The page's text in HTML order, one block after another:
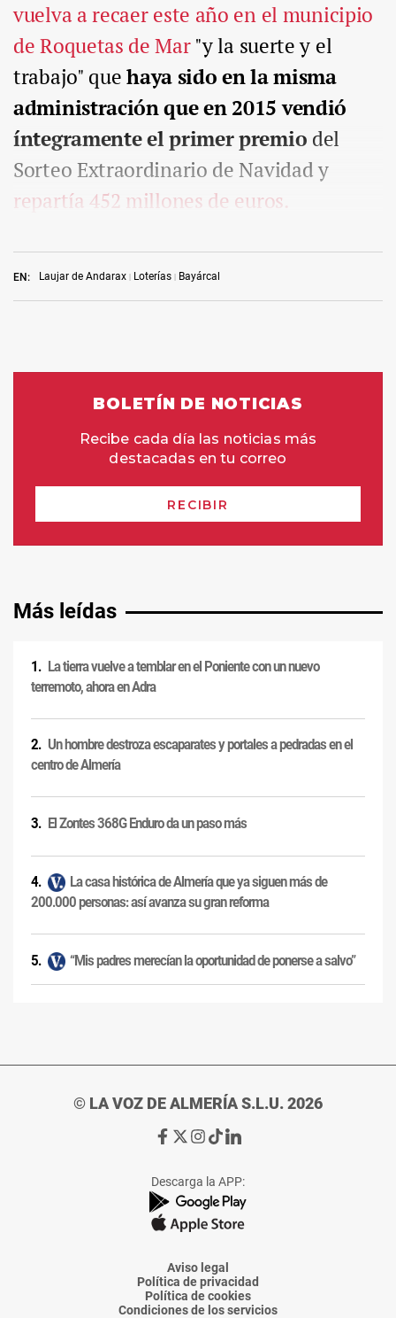
EN: Laujar de Andarax Loterías Bayárcal
vuelva a recaer este año en el municipio
de Roquetas de Mar"y la suerte y el
trabajo" quehaya sido en la misma
administración que en 2015 vendió
íntegramente el primer premio del
Sorteo Extraordinario de Navidad y
repartía 452 millones de euros.
Más leídas
La tierra vuelve a temblar en el Poniente con un nuevo
terremoto, ahora en Adra
Un hombre destroza escaparates y portales a pedradas en el
centro de Almería
El Zontes 368G Enduro da un paso más
La casa histórica de Almería que ya siguen más de
200.000 personas: así avanza su gran reforma
“Mis padres merecían la oportunidad de ponerse a salvo”
© LA VOZ DE ALMERÍA S.L.U. 2026
Ir
de
La
Voz
Almería
Ir
de
La
Voz
Almería
Ir
de
La
Voz
Almería
Ir
de
La
Voz
Almería
Ir
de
La
Voz
Descarga la APP:
Aviso legal
Política de privacidad
Política de cookies
Condiciones de los servicios